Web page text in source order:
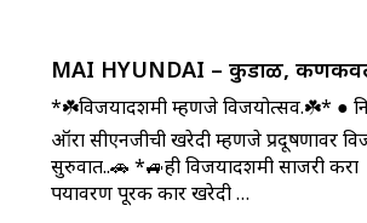
MAI HYUNDAI – कुडाळ,
*☘️विजयादशमी म्हणजे विजयोत्सव.☘️* ●
ऑरा सीएनजीची खरेदी म्हणजे प्रदूषणावर
सुरुवात..🚗 *🚙ही विजयादशमी साजरी करा
पर्यावरण पूरक कार खरेदी …